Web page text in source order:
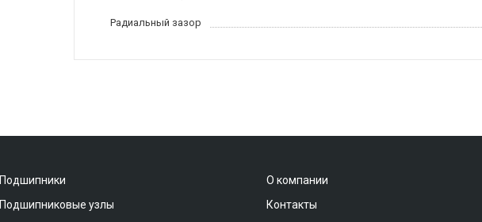
Радиальный зазор
Подшипники
Подшипниковые узлы
О компании
Контакты